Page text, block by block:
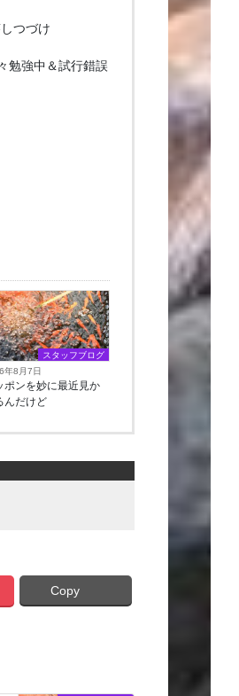
つづけ
勉強中＆試行錯誤
スタッフブログ
年8月7日
ポンを妙に最近見か
んだけど
Copy